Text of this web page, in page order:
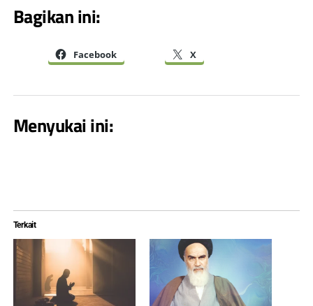
Bagikan ini:
Facebook X
Menyukai ini:
Terkait